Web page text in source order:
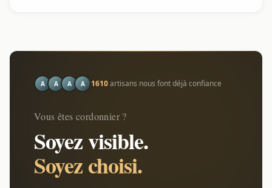
A A A A 1610artisans nous font déjà confiance
Vous êtes cordonnier ?
Soyez visible.
Soyez choisi.